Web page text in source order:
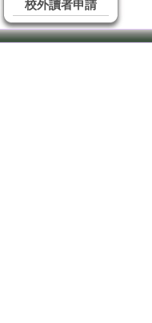
校外讀者申請